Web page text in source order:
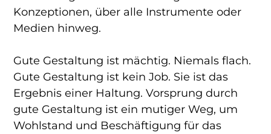
Konzeptionen, über alle Instrumente oder
Medien hinweg.
Gute Gestaltung ist mächtig. Niemals flach.
Gute Gestaltung ist kein Job. Sie ist das
Ergebnis einer Haltung. Vorsprung durch
gute Gestaltung ist ein mutiger Weg, um
Wohlstand und Beschäftigung für das